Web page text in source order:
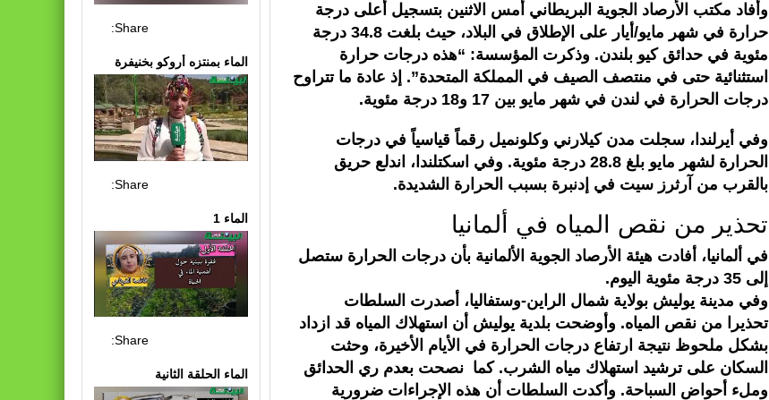
وأفاد مكتب الأرصاد الجوية البريطاني أمس الاثنين بتسجيل أعلى درجة
حرارة في شهر مايو/أيار على الإطلاق في البلاد، حيث بلغت 34.8 درجة
مئوية في حدائق كيو بلندن. وذكرت المؤسسة: “هذه درجات حرارة
استثنائية حتى في منتصف الصيف في المملكة المتحدة”. إذ عادة ما تتراوح
درجات الحرارة في لندن في شهر مايو بين 17 و18 درجة مئوية.
وفي أيرلندا، سجلت مدن كيلارني وكلونميل رقماً قياسياً في درجات
الحرارة لشهر مايو بلغ 28.8 درجة مئوية. وفي اسكتلندا، اندلع حريق
بالقرب من آرثرز سيت في إدنبرة بسبب الحرارة الشديدة.
تحذير من نقص المياه في ألمانيا
في ألمانيا، أفادت هيئة الأرصاد الجوية الألمانية بأن درجات الحرارة ستصل
إلى 35 درجة مئوية اليوم.
وفي مدينة يوليش بولاية شمال الراين-وستفاليا، أصدرت السلطات
تحذيرا من نقص المياه. وأوضحت بلدية يوليش أن استهلاك المياه قد ازداد
بشكل ملحوظ نتيجة ارتفاع درجات الحرارة في الأيام الأخيرة، وحثت
السكان على ترشيد استهلاك مياه الشرب. كما نصحت بعدم ري الحدائق
وملء أحواض السباحة. وأكدت السلطات أن هذه الإجراءات ضرورية
Share:
الماء بمنتزه أروكو بخنيفرة
Share:
الماء 1
Share:
الماء الحلقة الثانية